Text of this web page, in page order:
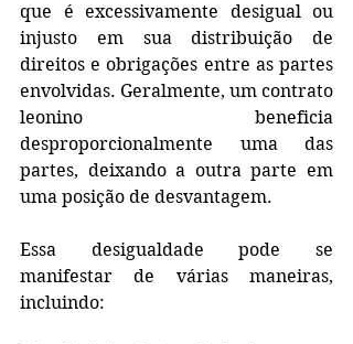
que é excessivamente desigual ou
injusto em sua distribuição de
direitos e obrigações entre as partes
envolvidas. Geralmente, um contrato
leonino beneficia
desproporcionalmente uma das
partes, deixando a outra parte em
uma posição de desvantagem.
Essa desigualdade pode se
manifestar de várias maneiras,
incluindo: